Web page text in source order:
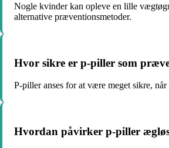
Nogle kvinder kan opleve en lille
alternative præventionsmetoder.
Hvor sikre er p-piller som
P-piller anses for at være meget sikre,
Hvordan påvirker p-piller